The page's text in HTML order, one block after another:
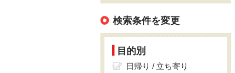
検索条件を変更
目的別
日帰り / 立ち寄り